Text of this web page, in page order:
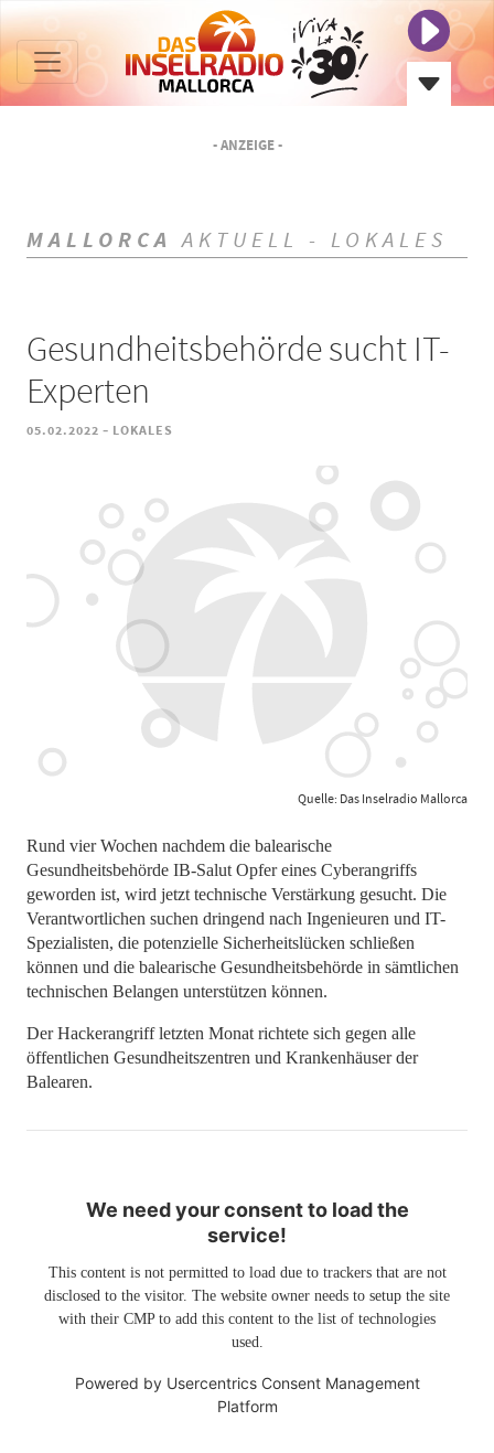
- ANZEIGE -
MALLORCA AKTUELL - LOKALES
Gesundheitsbehörde sucht IT-
Experten
05.02.2022 - LOKALES
Quelle: Das Inselradio Mallorca
Rund vier Wochen nachdem die balearische
Gesundheitsbehörde IB-Salut Opfer eines Cyberangriffs
geworden ist, wird jetzt technische Verstärkung gesucht. Die
Verantwortlichen suchen dringend nach Ingenieuren und IT-
Spezialisten, die potenzielle Sicherheitslücken schließen
können und die balearische Gesundheitsbehörde in sämtlichen
technischen Belangen unterstützen können.
Der Hackerangriff letzten Monat richtete sich gegen alle
öffentlichen Gesundheitszentren und Krankenhäuser der
Balearen.
We need your consent to load the
service!
This content is not permitted to load due to trackers that are not
disclosed to the visitor. The website owner needs to setup the site
with their CMP to add this content to the list of technologies
used.
Powered by Usercentrics Consent Management
Platform